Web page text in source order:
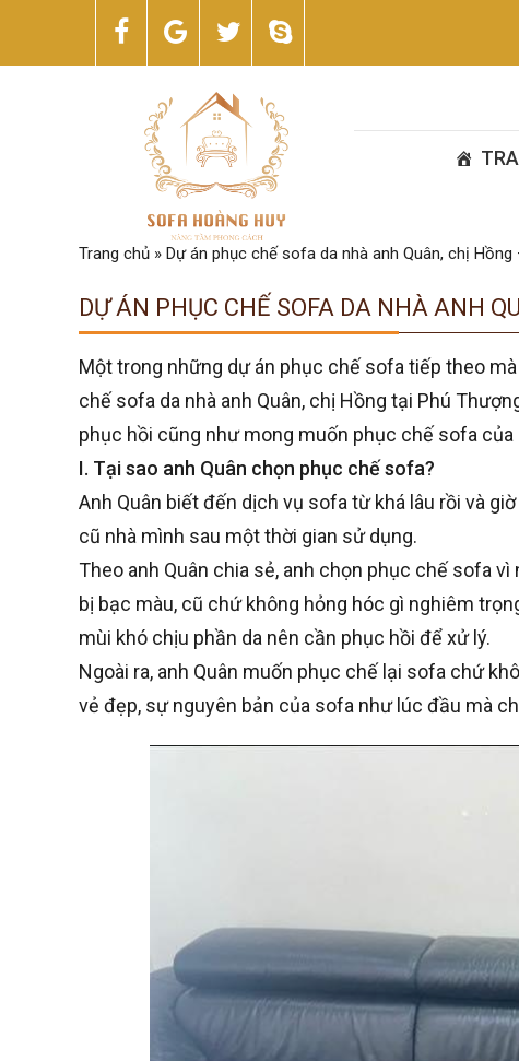
Trang chủ » Dự án phục chế sofa da nhà anh Quân, chị
DỰ ÁN PHỤC CHẾ SOFA DA NHÀ ANH
Một trong những dự án phục chế sofa tiếp theo
chế sofa da nhà anh Quân, chị Hồng tại Phú
phục hồi cũng như mong muốn phục chế sofa
I. Tại sao anh Quân chọn phục chế sofa?
Anh Quân biết đến dịch vụ sofa từ khá lâu rồi và
cũ nhà mình sau một thời gian sử dụng.
Theo anh Quân chia sẻ, anh chọn phục chế sofa
bị bạc màu, cũ chứ không hỏng hóc gì nghiêm
mùi khó chịu phần da nên cần phục hồi để xử lý.
Ngoài ra, anh Quân muốn phục chế lại sofa chứ
vẻ đẹp, sự nguyên bản của sofa như lúc đầu mà